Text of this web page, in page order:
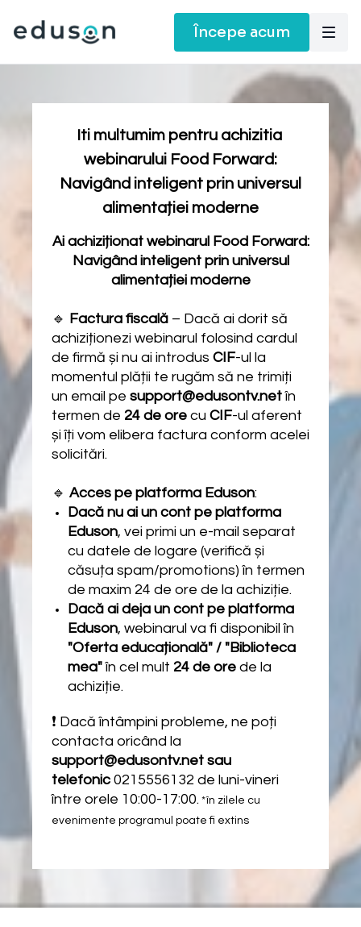
Începe acum
Iti multumim pentru achizitia
webinarului Food Forward:
Navigând inteligent prin universul
alimentației moderne
Ai achiziționat webinarul Food Forward:
Navigând inteligent prin universul
alimentației moderne
🔹 Factura fiscală – Dacă ai dorit să
achiziționezi webinarul folosind cardul
de firmă și nu ai introdus CIF-ul la
momentul plății te rugăm să ne trimiți
un email pe support@edusontv.netîn
termen de 24 de ore cu CIF-ul aferent
și îți vom elibera factura conform acelei
solicitări.
🔹 Acces pe platforma Eduson:
Dacă nu ai un cont pe platforma
Eduson, vei primi un e-mail separat
cu datele de logare (verifică și
căsuța spam/promotions) în termen
de maxim 24 de ore de la achiziție.
Dacă ai deja un cont pe platforma
Eduson, webinarul va fi disponibil în
"Oferta educațională" / "Biblioteca
mea"în cel mult 24 de ore de la
achiziție.
❗ Dacă întâmpini probleme, ne poți
contacta oricând la
support@edusontv.net sau
telefonic0215556132 de luni-vineri
între orele 10:00-17:00. *în zilele cu
evenimente programul poate fi extins